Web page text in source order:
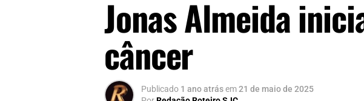
Jonas Almeida
câncer
Publicado 1 ano atrásem21 de maio de 2025